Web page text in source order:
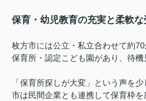
保育・幼児教育の充実と柔軟な
枚方市には公立・私立合わせて約
保育所・認定こども園があり、 待機
「保育所探しが大変」という声を少
市は民間企業とも連携して保育枠を